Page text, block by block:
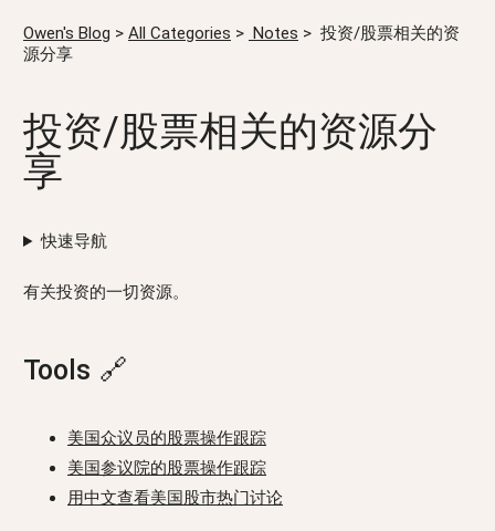
Owen's Blog > All Categories > Notes > 投资/股票相关的资
源分享
投资/股票相关的资源分
享
快速导航
有关投资的一切资源。
Tools 🔗
美国众议员的股票操作跟踪
美国参议院的股票操作跟踪
用中文查看美国股市热门讨论